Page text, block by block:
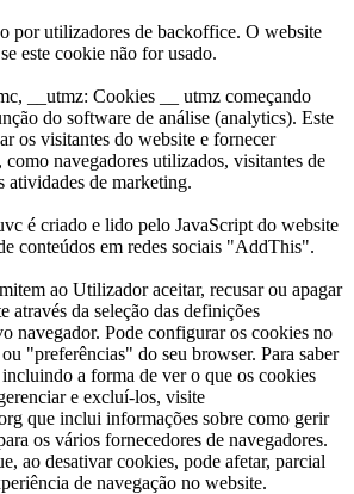
por utilizadores de backoffice. O website
este cookie não for usado.
__utmz: Cookies __ utmz começando
do software de análise (analytics). Este
os visitantes do website e fornecer
navegadores utilizados, visitantes de
atividades de marketing.
é criado e lido pelo JavaScript do website
conteúdos em redes sociais "AddThis".
ao Utilizador aceitar, recusar ou apagar
através da seleção das definições
navegador. Pode configurar os cookies no
"preferências" do seu browser. Para saber
a forma de ver o que os cookies
e excluí-los, visite
que inclui informações sobre como gerir
os vários fornecedores de navegadores.
ao desativar cookies, pode afetar, parcial
de navegação no website.